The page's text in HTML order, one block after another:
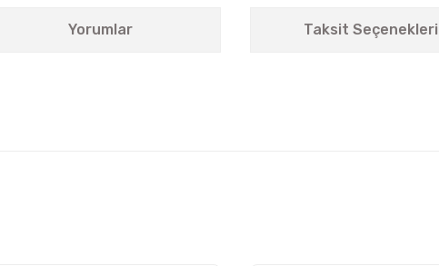
Yorumlar Taksit Seçenekleri